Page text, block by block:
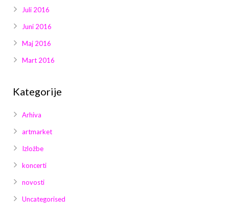
Juli 2016
Juni 2016
Maj 2016
Mart 2016
Kategorije
Arhiva
artmarket
Izložbe
koncerti
novosti
Uncategorised